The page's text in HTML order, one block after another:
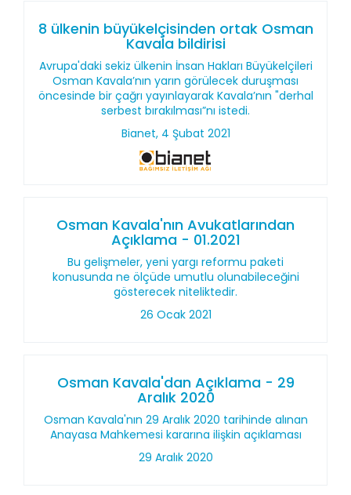
8 ülkenin büyükelçisinden ortak Osman
Kavala bildirisi
Avrupa'daki sekiz ülkenin İnsan Hakları Büyükelçileri
Osman Kavala’nın yarın görülecek duruşması
öncesinde bir çağrı yayınlayarak Kavala’nın "derhal
serbest bırakılması”nı istedi.
Bianet, 4 Şubat 2021
Osman Kavala'nın Avukatlarından
Açıklama - 01.2021
Bu gelişmeler, yeni yargı reformu paketi
konusunda ne ölçüde umutlu olunabileceğini
gösterecek niteliktedir.
26 Ocak 2021
Osman Kavala'dan Açıklama - 29
Aralık 2020
Osman Kavala'nın 29 Aralık 2020 tarihinde alınan
Anayasa Mahkemesi kararına ilişkin açıklaması
29 Aralık 2020